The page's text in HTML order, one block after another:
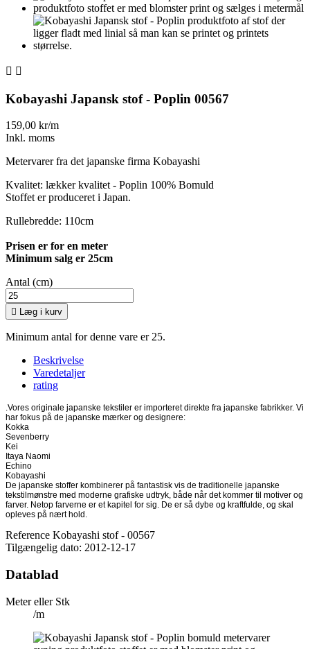
 
Kobayashi Japansk stof - Poplin 00567
159,00 kr/m
Inkl. moms
Metervarer fra det japanske firma Kobayashi
Kvalitet: lækker kvalitet - Poplin 100% Bomuld
Stoffet er produceret i Japan.
Rullebredde: 110cm
Prisen er for en meter
Minimum salg er 25cm
Antal (cm)
 Læg i kurv
Minimum antal for denne vare er 25.
Beskrivelse
Varedetaljer
rating
.Vores originale japanske tekstiler er importeret direkte fra japanske fabrikker. Vi
har fokus på de japanske mærker og designere:
Kokka
Sevenberry
Kei
Itaya Naomi
Echino
Kobayashi
De japanske stoffer kombinerer på fantastisk vis de traditionelle japanske
tekstilmønstre med moderne grafiske udtryk, både når det kommer til motiver og
farver. Netop farverne er et kapitel for sig. De er så dybe og kraftfulde, og skal
opleves på nært hold.
Reference Kobayashi stof - 00567
Tilgængelig dato: 2012-12-17
Datablad
Meter eller Stk
/m